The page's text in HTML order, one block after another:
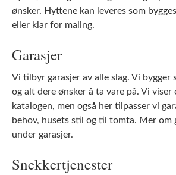
ønsker. Hyttene kan leveres som
eller klar for maling.
Garasjer
Vi tilbyr garasjer av alle slag. Vi bygger
og alt dere ønsker å ta vare på. Vi viser
katalogen, men også her tilpasser vi
behov, husets stil og til tomta. Mer om
under garasjer.
Snekkertjenester